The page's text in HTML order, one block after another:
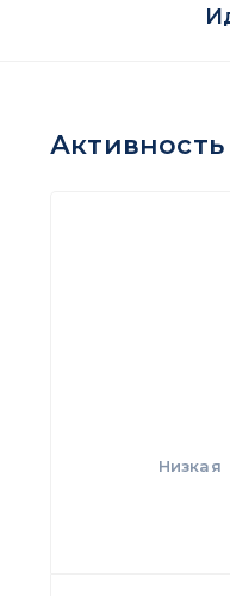
Низкая